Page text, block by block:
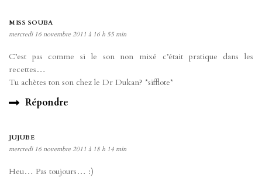
MISS SOUBA
mercredi 16 novembre 2011 à 16 h 55 min
C’est pas comme si le son non mixé c’était pratique dans les
recettes…
Tu achètes ton son chez le Dr Dukan? *sifflote*
Répondre
JUJUBE
mercredi 16 novembre 2011 à 18 h 14 min
Heu… Pas toujours… :)